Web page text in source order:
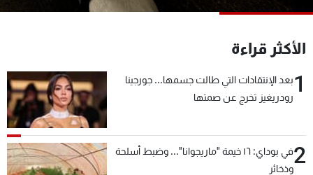
الأكثر قراءة
1بعد الإنتقادات التي طالت جسمها... جورجينا
رودريغيز تخرج عن صمتها
2
في بوداي: ١٦ خيمة "ماريجوانا"... وضبط أسلحة
وذخائر
لاعلاناتكم